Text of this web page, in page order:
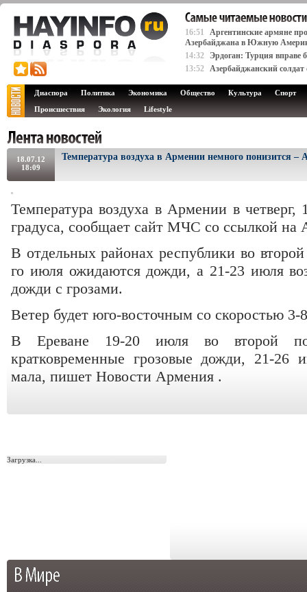
16:51
Аргентинские армяне
Азербайджана в Южную
14:32 Эрдоган: Турция вправе
13:52 Азербайджанский
Диаспора Политика Экономика Общество Культура
Спорт
Происшествия
Экология Lifestyle
18.07.12
18:09
Температура воздуха в Армении немного понизится –
Температура воздуха в Армении в
градуса, сообщает сайт МЧС со ссылкой на
В отдельных районах республики во
го июля ожидаются дожди, а 21-23 июля
дожди с грозами.
Ветер будет юго-восточным со скоростью 3-
В Ереване 19-20 июля во второй
кратковременные грозовые дожди, 21-26
мала, пишет Новости Армения .
Загрузка...